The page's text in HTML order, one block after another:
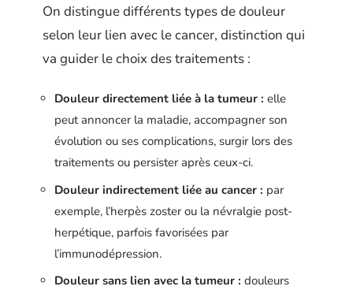
On distingue différents types de douleur
selon leur lien avec le cancer, distinction qui
va guider le choix des traitements :
Douleur directement liée à la tumeur : elle
peut annoncer la maladie, accompagner son
évolution ou ses complications, surgir lors des
traitements ou persister après ceux-ci.
Douleur indirectement liée au cancer : par
exemple, l’herpès zoster ou la névralgie post-
herpétique, parfois favorisées par
l’immunodépression.
Douleur sans lien avec la tumeur : douleurs